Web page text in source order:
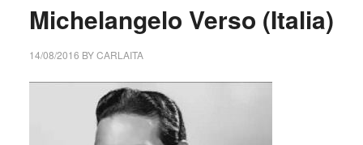
Michelangelo Verso (Italia)
14/08/2016 BYCARLAITA